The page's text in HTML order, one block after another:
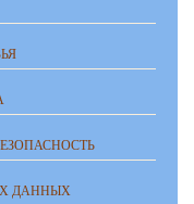
ДАННЫХ